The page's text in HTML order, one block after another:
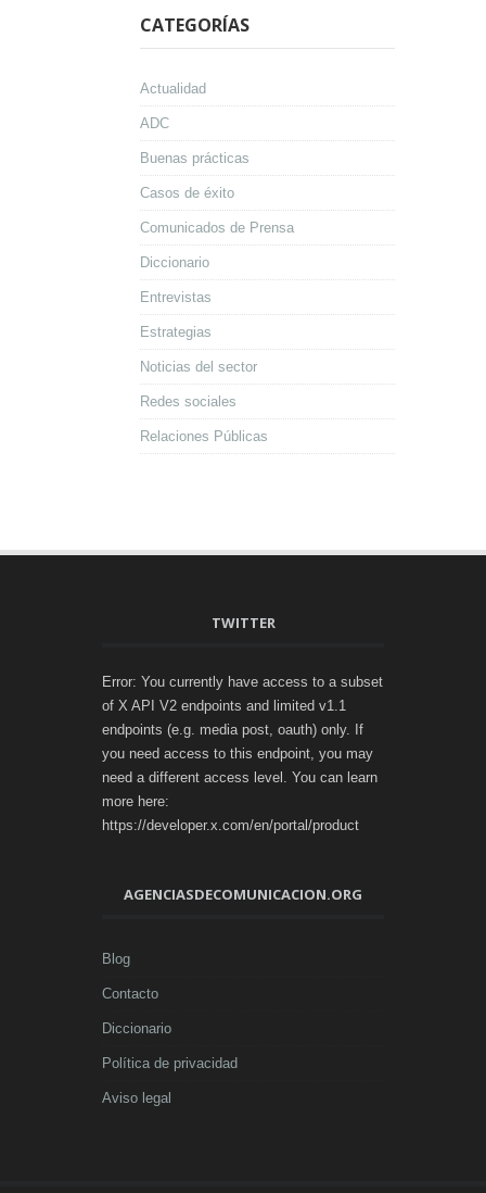
CATEGORÍAS
Actualidad
ADC
Buenas prácticas
Casos de éxito
Comunicados de Prensa
Diccionario
Entrevistas
Estrategias
Noticias del sector
Redes sociales
Relaciones Públicas
TWITTER
Error: You currently have access to a subset
of X API V2 endpoints and limited v1.1
endpoints (e.g. media post, oauth) only. If
you need access to this endpoint, you may
need a different access level. You can learn
more here:
https://developer.x.com/en/portal/product
AGENCIASDECOMUNICACION.ORG
Blog
Contacto
Diccionario
Política de privacidad
Aviso legal